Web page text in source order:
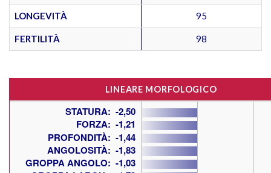
LONGEVITÀ 95
FERTILITÀ 98
LINEARE MORFOLOGICO